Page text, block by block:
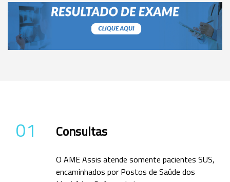
01 Consultas
O AME Assis atende somente pacientes SUS,
encaminhados por Postos de Saúde dos